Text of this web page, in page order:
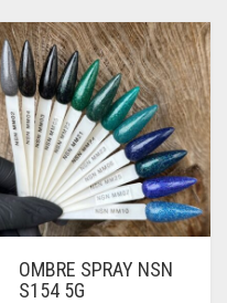
OMBRE SPRAY NSN
S154 5G